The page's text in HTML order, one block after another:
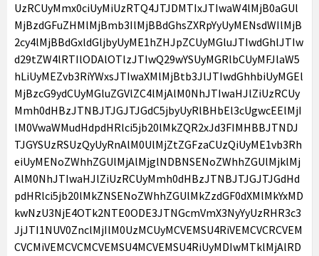
UzRCUyMmx0ciUyMiUzRTQ4JTJDMTIxJTIwaW4lMjB0aGUl
MjBzdGFuZHMlMjBmb3IlMjBBdGhsZXRpYyUyMENsdWIlMjB
2cy4lMjBBdGxldGljbyUyME1hZHJpZCUyMGluJTIwdGhlJTIw
d29tZW4lRTIlODAlOTlzJTIwQ29wYSUyMGRlbCUyMFJlaW5
hLiUyMEZvb3RiYWxsJTIwaXMlMjBtb3JlJTIwdGhhbiUyMGEl
MjBzcG9ydCUyMGluZGVlZC4lMjAlM0NhJTIwaHJlZiUzRCUy
Mmh0dHBzJTNBJTJGJTJGdC5jbyUyRlBHbEl3cUgwcEElMjI
lM0VwaWMudHdpdHRlci5jb20lMkZQR2xJd3FIMHBBJTNDJ
TJGYSUzRSUzQyUyRnAlM0UlMjZtZGFzaCUzQiUyME1vb3Rh
eiUyMENoZWhhZGUlMjAlMjglNDBNSENoZWhhZGUlMjklMj
AlM0NhJTIwaHJlZiUzRCUyMmh0dHBzJTNBJTJGJTJGdHd
pdHRlci5jb20lMkZNSENoZWhhZGUlMkZzdGF0dXMlMkYxMD
kwNzU3NjE4OTk2NTE0ODE3JTNGcmVmX3NyYyUzRHR3c3
JjJTI1NUV0ZnclMjIlM0UzMCUyMCVEMSU4RiVEMCVCRCVEM
CVCMiVEMCVCMCVEMSU4MCVEMSU4RiUyMDIwMTklMjAlRD